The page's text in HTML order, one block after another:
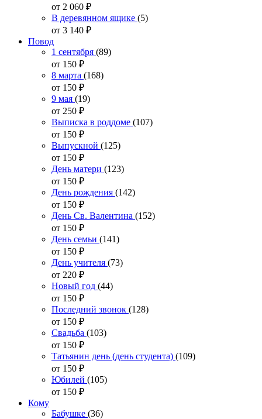
от 2 060 ₽
В деревянном ящике (5)
от 3 140 ₽
Повод
1 сентября (89)
от 150 ₽
8 марта (168)
от 150 ₽
9 мая (19)
от 250 ₽
Выписка в роддоме (107)
от 150 ₽
Выпускной (125)
от 150 ₽
День матери (123)
от 150 ₽
День рождения (142)
от 150 ₽
День Св. Валентина (152)
от 150 ₽
День семьи (141)
от 150 ₽
День учителя (73)
от 220 ₽
Новый год (44)
от 150 ₽
Последний звонок (128)
от 150 ₽
Свадьба (103)
от 150 ₽
Татьянин день (день студента) (109)
от 150 ₽
Юбилей (105)
от 150 ₽
Кому
Бабушке (36)